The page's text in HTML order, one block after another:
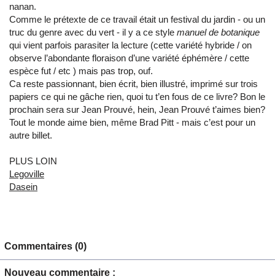
nanan.
Comme le prétexte de ce travail était un festival du jardin - ou un
truc du genre avec du vert - il y a ce style manuel de botanique
qui vient parfois parasiter la lecture (cette variété hybride / on
observe l’abondante floraison d’une variété éphémère / cette
espèce fut / etc ) mais pas trop, ouf.
Ca reste passionnant, bien écrit, bien illustré, imprimé sur trois
papiers ce qui ne gâche rien, quoi tu t’en fous de ce livre? Bon le
prochain sera sur Jean Prouvé, hein, Jean Prouvé t’aimes bien?
Tout le monde aime bien, même Brad Pitt - mais c’est pour un
autre billet.
PLUS LOIN
Legoville
Dasein
Commentaires (0)
Nouveau commentaire :